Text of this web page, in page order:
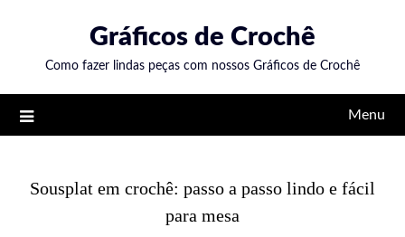
content
Gráficos de Crochê
Como fazer lindas peças com nossos Gráficos de Crochê
Menu
Sousplat em crochê: passo a passo lindo e fácil
para mesa